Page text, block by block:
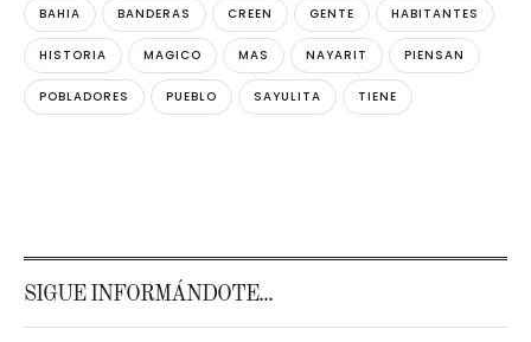
BAHIA BANDERAS CREEN GENTE HABITANTES
HISTORIA MAGICO MAS NAYARIT PIENSAN
POBLADORES PUEBLO SAYULITA TIENE
SIGUE INFORMÁNDOTE...